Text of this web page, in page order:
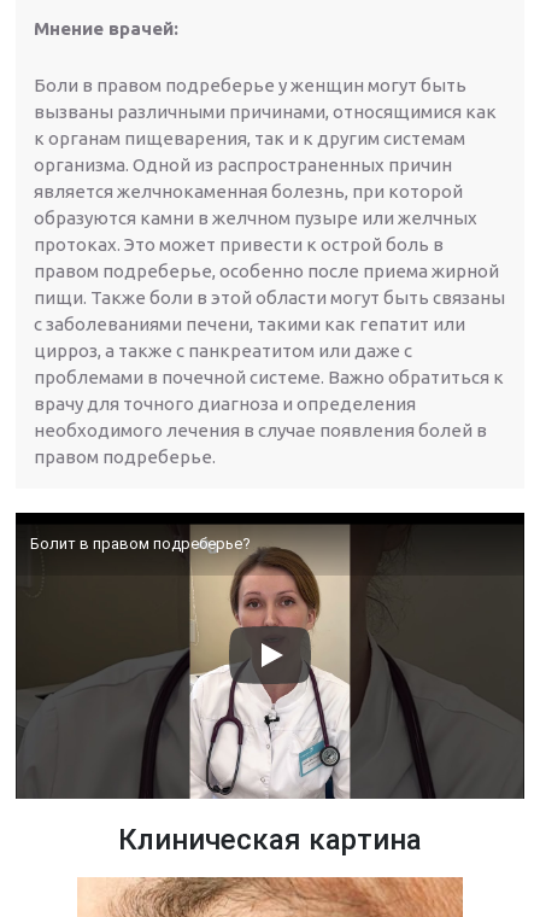
Мнение врачей:
Боли в правом подреберье у женщин могут быть
вызваны различными причинами, относящимися как
к органам пищеварения, так и к другим системам
организма. Одной из распространенных причин
является желчнокаменная болезнь, при которой
образуются камни в желчном пузыре или желчных
протоках. Это может привести к острой боль в
правом подреберье, особенно после приема жирной
пищи. Также боли в этой области могут быть связаны
с заболеваниями печени, такими как гепатит или
цирроз, а также с панкреатитом или даже с
проблемами в почечной системе. Важно обратиться к
врачу для точного диагноза и определения
необходимого лечения в случае появления болей в
правом подреберье.
Болит в правом подреберье?
Клиническая картина